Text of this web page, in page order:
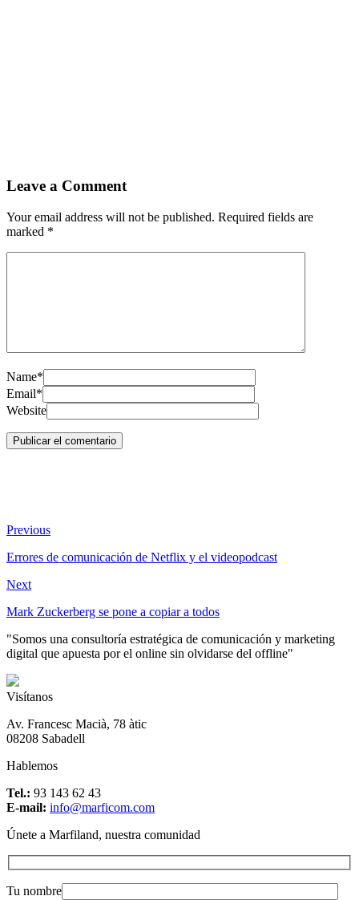
Leave a Comment
Your email address will not be published. Required fields are
marked *
Name*
Email*
Website
Previous
Errores de comunicación de Netflix y el videopodcast
Next
Mark Zuckerberg se pone a copiar a todos
"Somos una consultoría estratégica de comunicación y marketing
digital que apuesta por el online sin olvidarse del offline"
Visítanos
Av. Francesc Macià, 78 àtic
08208 Sabadell
Hablemos
Tel.: 93 143 62 43
E-mail: info@marficom.com
Únete a Marfiland, nuestra comunidad
Tu nombre